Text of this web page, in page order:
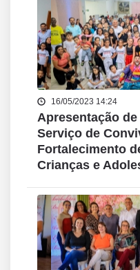
16/05/2023 14:24
Apresentação
Serviço de
Fortalecimento
Crianças e